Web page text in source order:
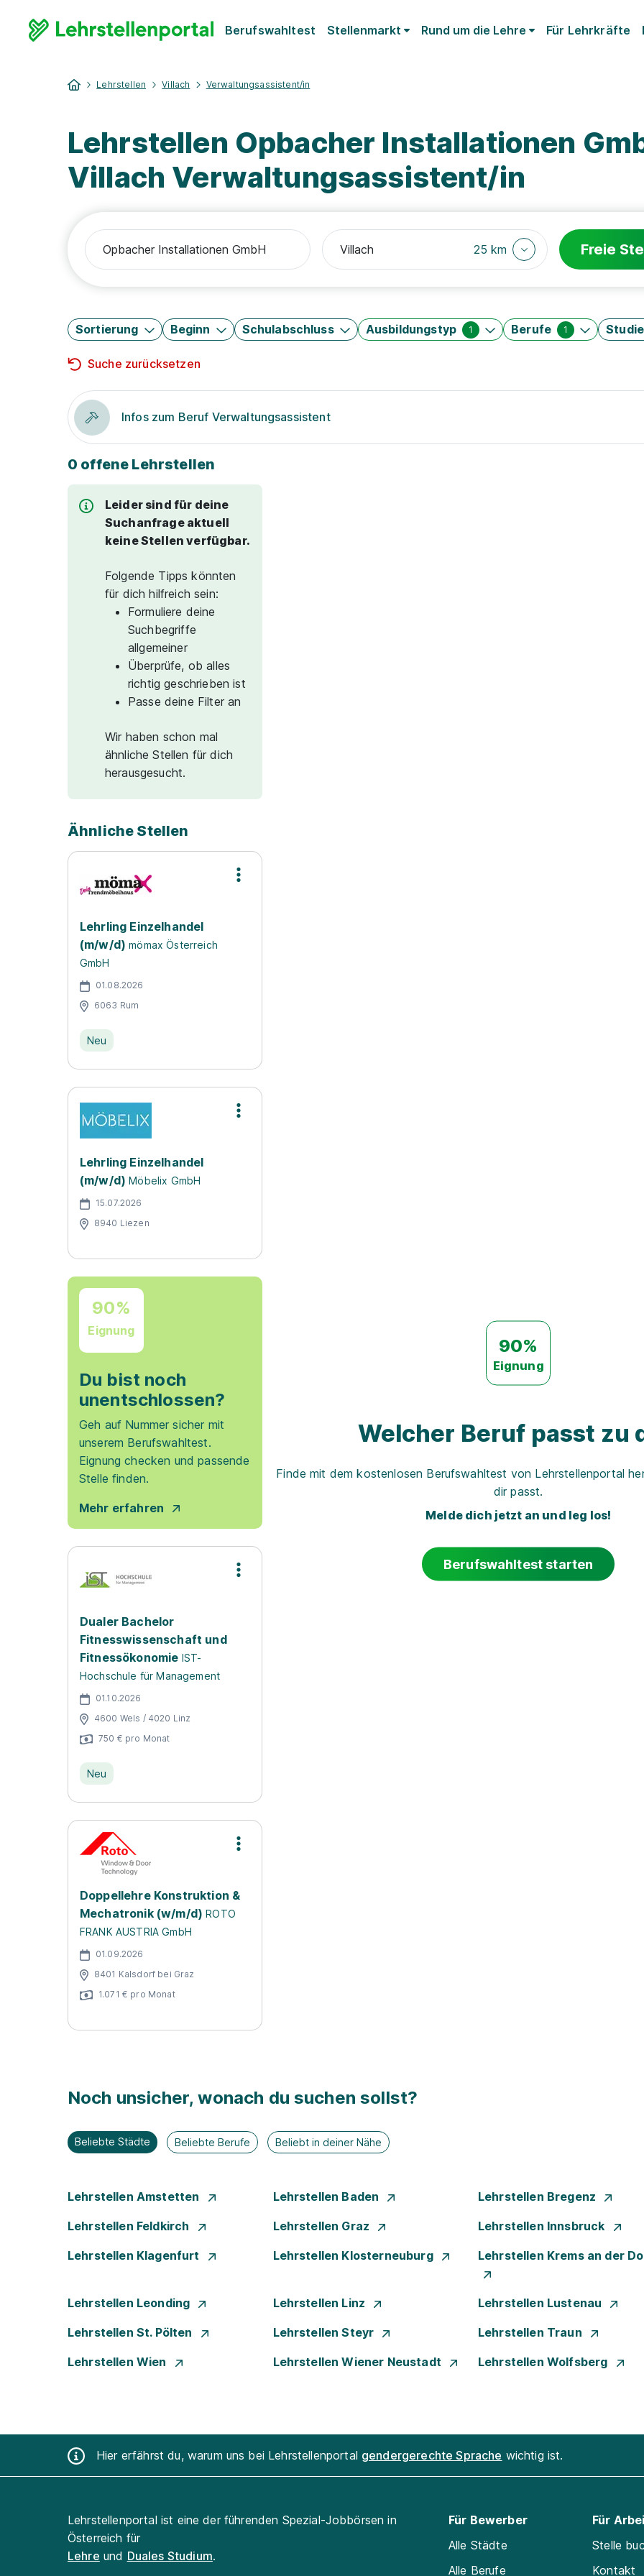
Berufswahltest Stellenmarkt Rund um die Lehre Für Lehrkräfte
Lehrstellen Villach Verwaltungsassistent/in
Lehrstellen Opbacher Installationen
Villach Verwaltungsassistent/in
25 km Freie
Sortierung Beginn Schulabschluss Ausbildungstyp 1 Berufe 1
Suche zurücksetzen
Infos zum Beruf Verwaltungsassistent
0 offene Lehrstellen
Leider sind für deine
Suchanfrage aktuell
keine Stellen verfügbar.
Folgende Tipps könnten
für dich hilfreich sein:
Formuliere deine
Suchbegriffe
allgemeiner
Überprüfe, ob alles
richtig geschrieben ist
Passe deine Filter an
Wir haben schon mal
ähnliche Stellen für dich
herausgesucht.
Ähnliche Stellen
Lehrling Einzelhandel
(m/w/d) mömax Österreich
GmbH
01.08.2026
6063 Rum
Neu
Lehrling Einzelhandel
(m/w/d) Möbelix GmbH
15.07.2026
8940 Liezen
90%
Eignung
Du bist noch
unentschlossen?
Geh auf Nummer sicher mit
unserem Berufswahltest.
Eignung checken und passende
Stelle finden.
Mehr erfahren
Dualer Bachelor
Fitnesswissenschaft und
Fitnessökonomie IST-
Hochschule für Management
01.10.2026
4600 Wels / 4020 Linz
750 € pro Monat
Neu
Doppellehre Konstruktion &
Mechatronik (w/m/d) ROTO
FRANK AUSTRIA GmbH
01.09.2026
8401 Kalsdorf bei Graz
1.071 € pro Monat
90%
Eignung
Welcher Beruf passt zu
Finde mit dem kostenlosen Berufswahltest von Lehrstellenportal
dir passt.
Melde dich jetzt an und leg los!
Berufswahltest starten
Noch unsicher, wonach du suchen sollst?
Beliebte Städte Beliebte Berufe Beliebt in deiner Nähe
Lehrstellen Amstetten Lehrstellen Baden Lehrstellen Bregenz
Lehrstellen Feldkirch Lehrstellen Graz Lehrstellen Innsbruck
Lehrstellen Klagenfurt Lehrstellen Klosterneuburg Lehrstellen Krems an der
Lehrstellen Leonding Lehrstellen Linz Lehrstellen Lustenau
Lehrstellen St. Pölten Lehrstellen Steyr Lehrstellen Traun
Lehrstellen Wien Lehrstellen Wiener Neustadt Lehrstellen Wolfsberg
Hier erfährst du, warum uns bei Lehrstellenportal gendergerechte Sprache wichtig ist.
Lehrstellenportal ist eine der führenden Spezial-Jobbörsen in
Österreich für
Lehre und Duales Studium.
Für Bewerber
Alle Städte
Alle Berufe
Für
Stelle
Kontakt